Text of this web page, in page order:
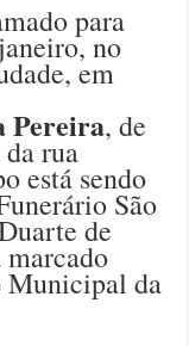
para
no
em
Pereira, de
rua
está sendo
São
de
marcado
Municipal da